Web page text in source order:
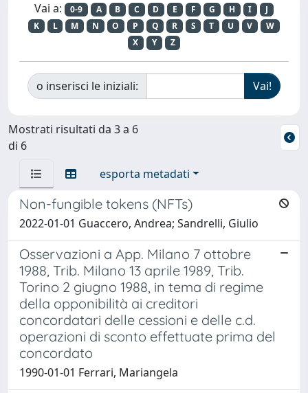
Vai a: 0-9 A B C D E F G H I
J
K
L M N O P Q R S T U V
W
X
Y Z
o inserisci le iniziali:
Mostrati risultati da 3 a 6
di 6
esporta metadati
Non-fungible tokens (NFTs)
2022-01-01 Guaccero, Andrea; Sandrelli, Giulio
Osservazioni a App. Milano 7 ottobre
1988, Trib. Milano 13 aprile 1989, Trib.
Torino 2 giugno 1988, in tema di regime
della opponibilità ai creditori
concordatari delle cessioni e delle c.d.
operazioni di sconto effettuate prima del
concordato
1990-01-01 Ferrari, Mariangela